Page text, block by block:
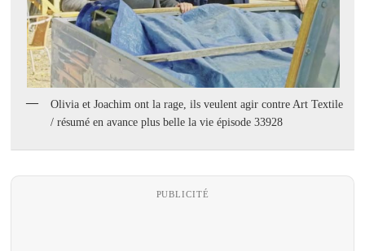
Olivia et Joachim ont la rage, ils veulent agir contre Art Textile
/ résumé en avance plus belle la vie épisode 33928
PUBLICITÉ